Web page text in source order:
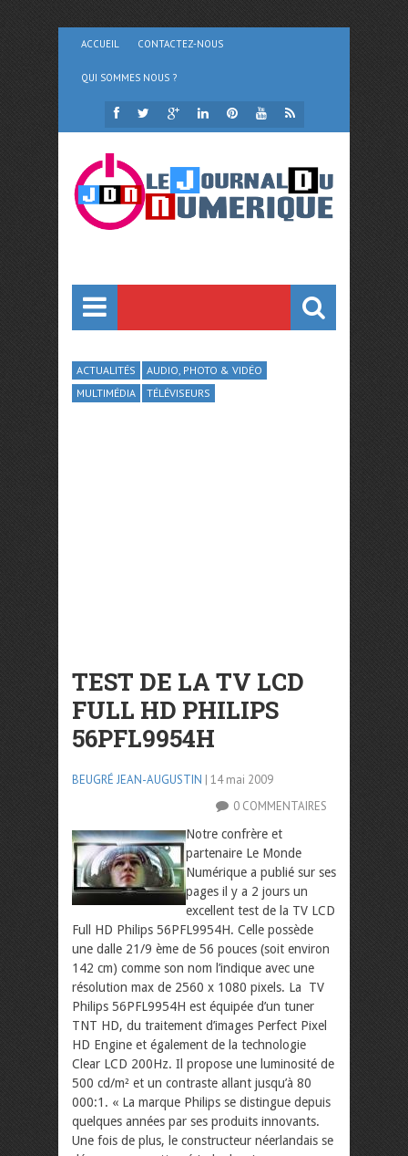
ACCUEIL CONTACTEZ-NOUS
QUI SOMMES NOUS ?
ACTUALITÉS
AUDIO, PHOTO & VIDÉO
MULTIMÉDIA
TÉLÉVISEURS
TEST DE LA TV LCD
FULL HD PHILIPS
56PFL9954H
BEUGRÉ JEAN-AUGUSTIN | 14 mai 2009
0 COMMENTAIRES
Notre confrère et
partenaire Le Monde
Numérique a publié sur ses
pages il y a 2 jours un
excellent test de la TV LCD
Full HD Philips 56PFL9954H. Celle possède
une dalle 21/9 ème de 56 pouces (soit environ
142 cm) comme son nom l’indique avec une
résolution max de 2560 x 1080 pixels. La TV
Philips 56PFL9954H est équipée d’un tuner
TNT HD, du traitement d’images Perfect Pixel
HD Engine et également de la technologie
Clear LCD 200Hz. Il propose une luminosité de
500 cd/m² et un contraste allant jusqu’à 80
000:1. « La marque Philips se distingue depuis
quelques années par ses produits innovants.
Une fois de plus, le constructeur néerlandais se